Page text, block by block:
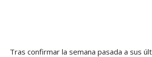
Tras confirmar la semana pasada a sus